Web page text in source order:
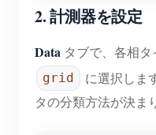
2. 計測器を設定
Data タブで、各相タ
grid
に選択しま
タの分類方法が決ま